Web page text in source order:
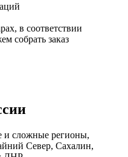
в соответствии
собрать заказ
и сложные регионы,
Север, Сахалин,